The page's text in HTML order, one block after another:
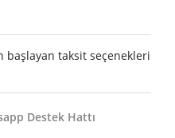
başlayan taksit seçenekleri
Destek Hattı